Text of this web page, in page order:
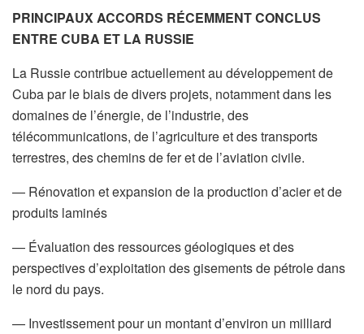
PRINCIPAUX ACCORDS RÉCEMMENT CONCLUS
ENTRE CUBA ET LA RUSSIE
La Russie contribue actuellement au développement de
Cuba par le biais de divers projets, notamment dans les
domaines de l’énergie, de l’industrie, des
télécommunications, de l’agriculture et des transports
terrestres, des chemins de fer et de l’aviation civile.
— Rénovation et expansion de la production d’acier et de
produits laminés
— Évaluation des ressources géologiques et des
perspectives d’exploitation des gisements de pétrole dans
le nord du pays.
— Investissement pour un montant d’environ un milliard